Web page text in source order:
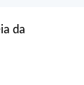
da